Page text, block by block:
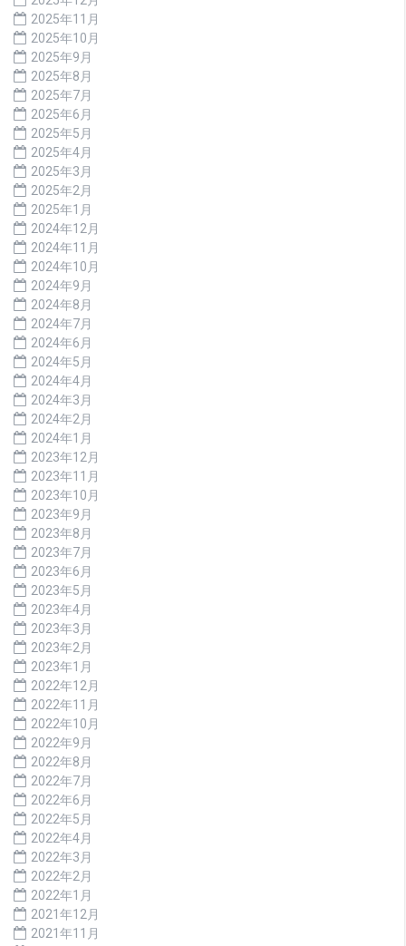
2025年11月
2025年10月
2025年9月
2025年8月
2025年7月
2025年6月
2025年5月
2025年4月
2025年3月
2025年2月
2025年1月
2024年12月
2024年11月
2024年10月
2024年9月
2024年8月
2024年7月
2024年6月
2024年5月
2024年4月
2024年3月
2024年2月
2024年1月
2023年12月
2023年11月
2023年10月
2023年9月
2023年8月
2023年7月
2023年6月
2023年5月
2023年4月
2023年3月
2023年2月
2023年1月
2022年12月
2022年11月
2022年10月
2022年9月
2022年8月
2022年7月
2022年6月
2022年5月
2022年4月
2022年3月
2022年2月
2022年1月
2021年12月
2021年11月